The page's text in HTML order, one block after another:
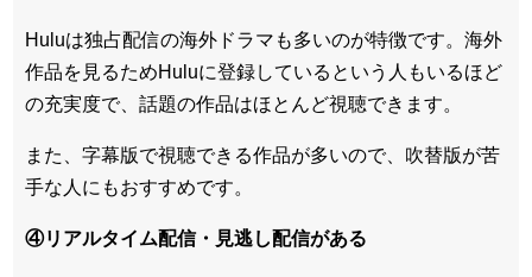
Huluは独占配信の海外ドラマも多いのが特徴です。海外
作品を見るためHuluに登録しているという人もいるほど
の充実度で、話題の作品はほとんど視聴できます。
また、 字幕版で視聴できる作品が多いので、吹替版が苦
手な人にもおすすめです。
④リアルタイム配信・見逃し配信がある